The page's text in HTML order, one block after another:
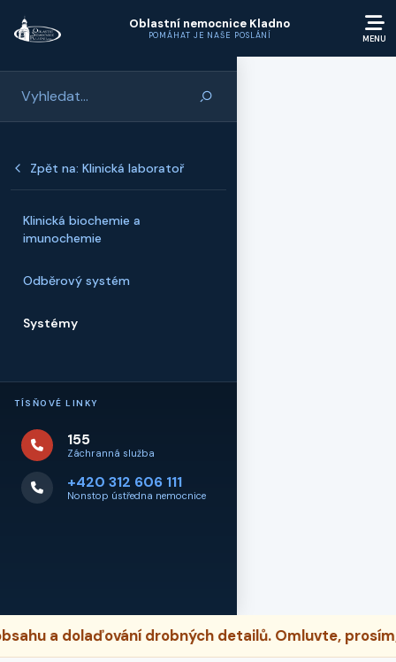
Oblastní nemocnice Kladno
POMÁHAT JE NAŠE POSLÁNÍ
Zpět na: Klinická laboratoř
Klinická biochemie a
imunochemie
Odběrový systém
Systémy
TÍSŇOVÉ LINKY
155
Záchranná služba
+420 312 606 111
Nonstop ústředna nemocnice
a dolaďování drobných detailů. Omluvte, prosím,